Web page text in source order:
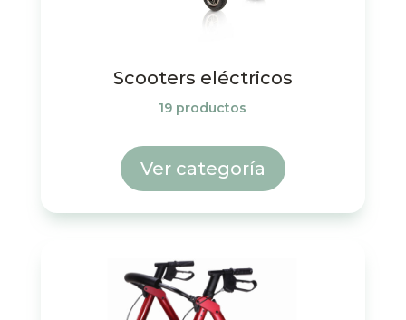
Scooters eléctricos
19 productos
Ver categoría